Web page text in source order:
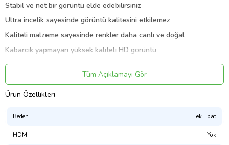
Stabil ve net bir görüntü elde edebilirsiniz
Ultra incelik sayesinde görüntü kalitesini etkilemez
Kaliteli malzeme sayesinde renkler daha canlı ve doğal
Kabarcık yapmayan yüksek kaliteli HD görüntü
Kolay yapışabilen, kendinden adsorpsiyon
Kaliteli dayanıklı malzeme
Sitil kalem uçları için tasarlanan kaymaz yüzey
Özgün yazı teması sayesinde dokunmatik kalemler ile çalışırken
Papper Like Tablet Ekran Koruyucu
Tüm Açıklamayı Gör
Ürün Özellikleri
Beden Tek Ebat
HDMI Yok